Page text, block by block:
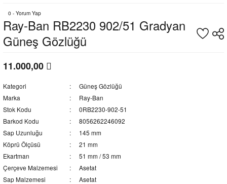
0 - Yorum Yap
Ray-Ban RB2230 902/51 Gradyan
Güneş Gözlüğü
11.000,00
Kategori
Güneş Gözlüğü
Marka
Ray-Ban
Stok Kodu
0RB2230-902-51
Barkod Kodu
8056262246092
Sap Uzunluğu
145 mm
Köprü Ölçüsü
21 mm
Ekartman
51 mm / 53 mm
Çerçeve Malzemesi
Asetat
Sap Malzemesi
Asetat